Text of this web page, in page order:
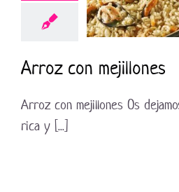
Arroz con mejillones
Arroz con mejillones Os
rica y [...]